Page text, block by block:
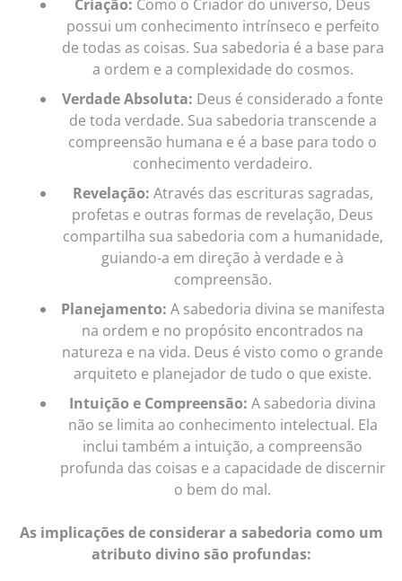
Criação: Como o Criador do universo, Deus
possui um conhecimento intrínseco e perfeito
de todas as coisas. Sua sabedoria é a base para
a ordem e a complexidade do cosmos.
Verdade Absoluta: Deus é considerado a fonte
de toda verdade. Sua sabedoria transcende a
compreensão humana e é a base para todo o
conhecimento verdadeiro.
Revelação: Através das escrituras sagradas,
profetas e outras formas de revelação, Deus
compartilha sua sabedoria com a humanidade,
guiando-a em direção à verdade e à
compreensão.
Planejamento: A sabedoria divina se manifesta
na ordem e no propósito encontrados na
natureza e na vida. Deus é visto como o grande
arquiteto e planejador de tudo o que existe.
Intuição e Compreensão: A sabedoria divina
não se limita ao conhecimento intelectual. Ela
inclui também a intuição, a compreensão
profunda das coisas e a capacidade de discernir
o bem do mal.
As implicações de considerar a sabedoria como um
atributo divino são profundas: